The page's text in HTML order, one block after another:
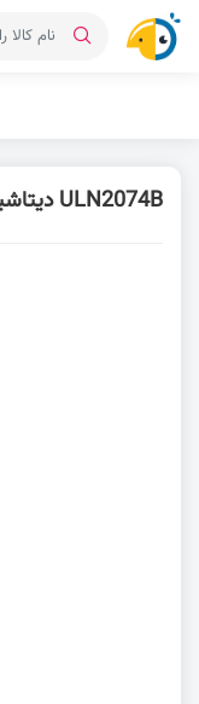
ULN2074B دیتاشیت